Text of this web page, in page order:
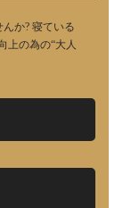
か? 寝ている
上の為の“大人